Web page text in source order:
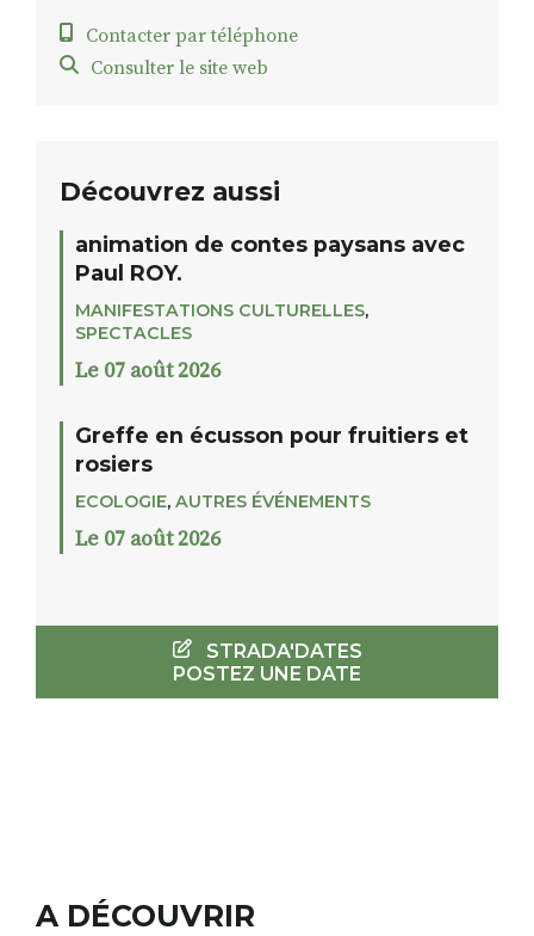
Contacter par téléphone
Consulter le site web
Découvrez aussi
animation de contes paysans avec
Paul ROY.
MANIFESTATIONS CULTURELLES,
SPECTACLES
Le 07 août 2026
Greffe en écusson pour fruitiers et
rosiers
ECOLOGIE, AUTRES ÉVÉNEMENTS
Le 07 août 2026
STRADA'DATES
POSTEZ UNE DATE
A DÉCOUVRIR